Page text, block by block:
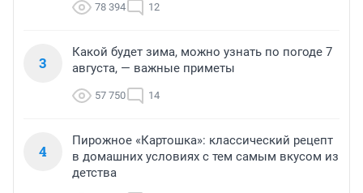
78 394 12
3
Какой будет зима, можно узнать по погоде 7
августа, — важные приметы
57 750 14
4
Пирожное «Картошка»: классический рецепт
в домашних условиях с тем самым вкусом из
детства